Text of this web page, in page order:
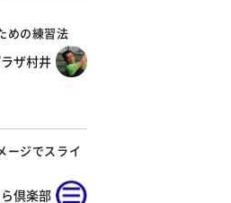
めの練習法
ザ村井
ージでスライ
倶楽部